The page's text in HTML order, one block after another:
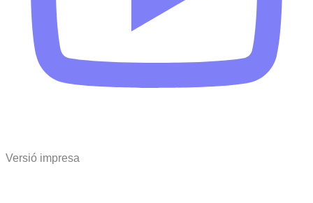
Versió impresa